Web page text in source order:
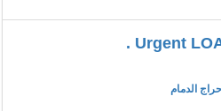
حراج الدمام